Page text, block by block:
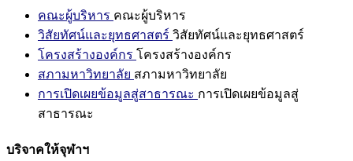
คณะผู้บริหาร คณะผู้บริหาร
วิสัยทัศน์และยุทธศาสตร์ วิสัยทัศน์และยุทธศาสตร์
โครงสร้างองค์กร โครงสร้างองค์กร
สภามหาวิทยาลัย สภามหาวิทยาลัย
การเปิดเผยข้อมูลสู่สาธารณะ การเปิดเผยข้อมูลสู่
สาธารณะ
บริจาคให้จุฬาฯ